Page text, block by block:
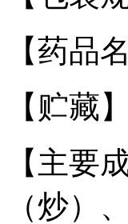
【药品
【贮藏】
【主要
（炒）